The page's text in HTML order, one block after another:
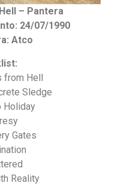
– Pantera
24/07/1990
Atco
from Hell
Sledge
Holiday
Gates
Reality